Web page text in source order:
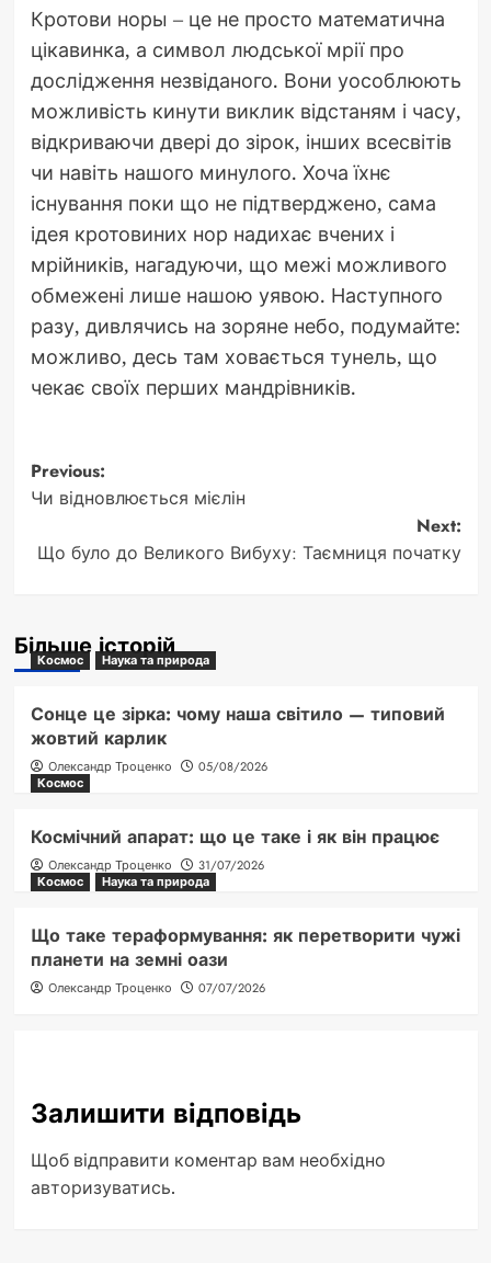
Кротови норы – це не просто математична
цікавинка, а символ людської мрії про
дослідження незвіданого. Вони уособлюють
можливість кинути виклик відстаням і часу,
відкриваючи двері до зірок, інших всесвітів
чи навіть нашого минулого. Хоча їхнє
існування поки що не підтверджено, сама
ідея кротовиних нор надихає вчених і
мрійників, нагадуючи, що межі можливого
обмежені лише нашою уявою. Наступного
разу, дивлячись на зоряне небо, подумайте:
можливо, десь там ховається тунель, що
чекає своїх перших мандрівників.
Post
navigation
Previous:
Чи відновлюється мієлін
Next:
Що було до Великого Вибуху: Таємниця початку
Більше історій
Космос Наука та природа
Сонце це зірка: чому наша світило — типовий
жовтий карлик
Олександр Троценко
05/08/2026
Космос
Космічний апарат: що це таке і як він працює
Олександр Троценко
31/07/2026
Космос
Наука та природа
Що таке тераформування: як перетворити чужі
планети на земні оази
Олександр Троценко 07/07/2026
Залишити відповідь
Щоб відправити коментар вам необхідно
авторизуватись.